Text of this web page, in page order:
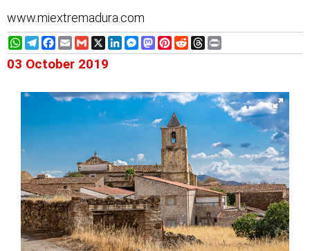
www.miextremadura.com
WhatsApp
Telegram
Facebook
EmailGmail
X LinkedIn
Messenger
Mastodon
Pinterest
RedditThreads
03 October 2019